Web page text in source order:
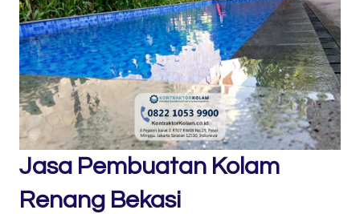
Jasa Pembuatan Kolam
Renang Bekasi